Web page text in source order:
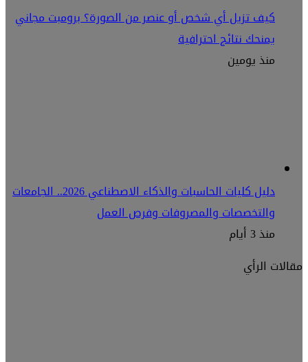
كيف تزيل أي شخص أو عنصر من الصورة؟ برومبت مجاني
يمنحك نتائج احترافية
منذ يومين
دليل كليات الحاسبات والذكاء الاصطناعي 2026.. الجامعات
والتخصصات والمصروفات وفرص العمل
منذ 3 أيام
مقالات الرأي